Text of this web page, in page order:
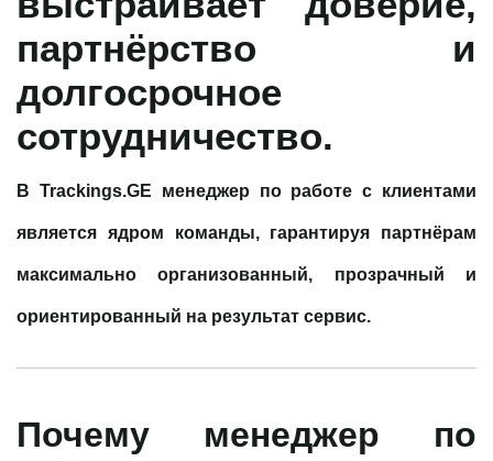
партнёрство и
долгосрочное
сотрудничество.
В Trackings.GE менеджер по работе с клиентами
является ядром команды, гарантируя партнёрам
максимально организованный, прозрачный и
ориентированный на результат сервис.
Почему менеджер по